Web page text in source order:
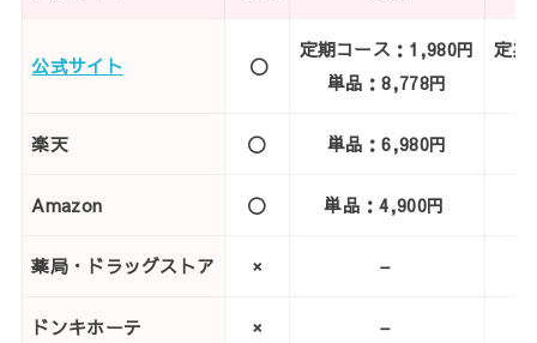
公式サイト 〇
定期コース：1,980円
単品：8,778円
定期
楽天 〇 単品：6,980円
Amazon 〇 単品：4,900円
薬局・ドラッグストア × –
ドンキホーテ × –